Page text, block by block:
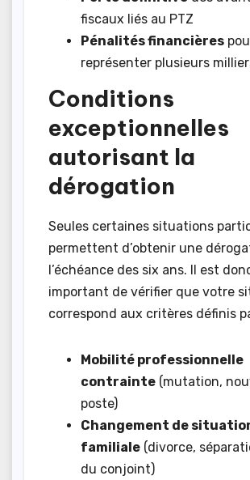
fiscaux liés au PTZ
Pénalités financières
représenter plusieurs
Conditions
exceptionnelles
autorisant la
dérogation
Seules certaines situations
permettent d’obtenir une
l’échéance des six ans. Il est
important de vérifier que votre
correspond aux critères définis
Mobilité professionnelle
contrainte (mutation,
poste)
Changement de
familiale (divorce,
du conjoint)